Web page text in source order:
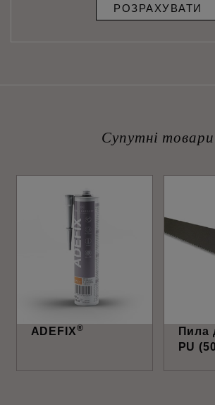
РОЗРАХУВАТИ
Супутні товари
ADEFIX®
Пила
PU